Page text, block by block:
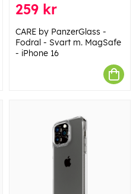
259 kr
CARE by PanzerGlass -
Fodral - Svart m. MagSafe
- iPhone 16